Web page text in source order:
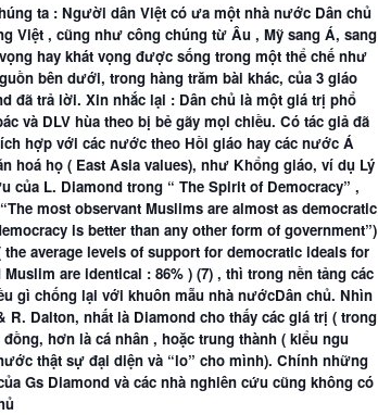
ta : Người dân Việt có ưa một nhà nước Dân chủ
Việt , cũng như công chúng từ Âu , Mỹ sang Á, sang
hay khát vọng được sống trong một thể chế như
bên dưới, trong hàng trăm bài khác, của 3 giáo
đã trả lời. Xin nhắc lại : Dân chủ là một giá trị phổ
và DLV hùa theo bị bẻ gãy mọi chiều. Có tác giả đã
hợp với các nước theo Hồi giáo hay các nước Á
hoá họ ( East Asia values), như Khổng giáo, ví dụ Lý
của L. Diamond trong “ The Spirit of Democracy” ,
most observant Muslims are almost as democratic
is better than any other form of government”)
average levels of support for democratic ideals for
are identical : 86% ) (7) , thì trong nền tảng các
gì chống lại với khuôn mẫu nhà nướcDân chủ. Nhìn
R. Dalton, nhất là Diamond cho thấy các giá trị ( trong
hơn là cá nhân , hoặc trung thành ( kiểu ngu
thật sự đại diện và “lo” cho mình). Chính những
Gs Diamond và các nhà nghiên cứu cũng không có